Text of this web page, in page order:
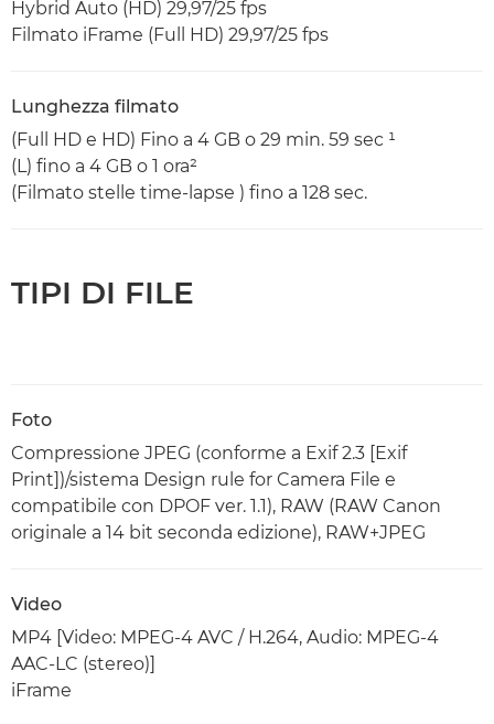
Hybrid Auto (HD) 29,97/25 fps
Filmato iFrame (Full HD) 29,97/25 fps
Lunghezza filmato
(Full HD e HD) Fino a 4 GB o 29 min. 59 sec ¹
(L) fino a 4 GB o 1 ora²
(Filmato stelle time-lapse ) fino a 128 sec.
TIPI DI FILE
Foto
Compressione JPEG (conforme a Exif 2.3 [Exif
Print])/sistema Design rule for Camera File e
compatibile con DPOF ver. 1.1), RAW (RAW Canon
originale a 14 bit seconda edizione), RAW+JPEG
Video
MP4 [Video: MPEG-4 AVC / H.264, Audio: MPEG-4
AAC-LC (stereo)]
iFrame